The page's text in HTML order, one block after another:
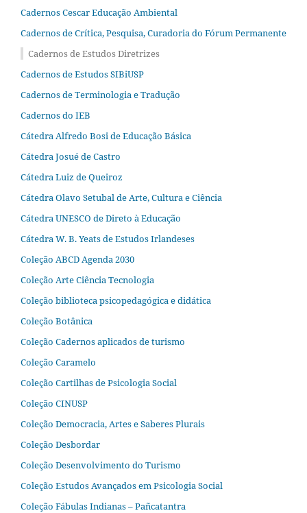
Cadernos Cescar Educação Ambiental
Cadernos de Crítica, Pesquisa, Curadoria do Fórum Permanente
Cadernos de Estudos Diretrizes
Cadernos de Estudos SIBiUSP
Cadernos de Terminologia e Tradução
Cadernos do IEB
Cátedra Alfredo Bosi de Educação Básica
Cátedra Josué de Castro
Cátedra Luiz de Queiroz
Cátedra Olavo Setubal de Arte, Cultura e Ciência
Cátedra UNESCO de Direto à Educação
Cátedra W. B. Yeats de Estudos Irlandeses
Coleção ABCD Agenda 2030
Coleção Arte Ciência Tecnologia
Coleção biblioteca psicopedagógica e didática
Coleção Botânica
Coleção Cadernos aplicados de turismo
Coleção Caramelo
Coleção Cartilhas de Psicologia Social
Coleção CINUSP
Coleção Democracia, Artes e Saberes Plurais
Coleção Desbordar
Coleção Desenvolvimento do Turismo
Coleção Estudos Avançados em Psicologia Social
Coleção Fábulas Indianas – Pañcatantra